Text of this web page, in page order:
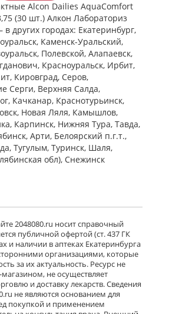
Alcon Dailies AquaComfort
(30 шт.) Алкон Лабораториз
других городах: Екатеринбург,
Каменск-Уральский,
Полевской, Алапаевск,
Красноуральск, Ирбит,
Кировград, Серов,
Cерги, Верхняя Салда,
Качканар, Краснотурьинск,
Новая Ляля, Камышлов,
Карпинск, Нижняя Тура, Тавда,
Арти, Белоярский п.г.т.,
Тугулым, Туринск, Шаля,
обл), Снежинск
2048080.ru носит справочный
публичной офертой (ст. 437 ГК
и наличии в аптеках Екатеринбурга
организациями, которые
за их актуальность. Ресурс не
магазином, не осуществляет
и доставку лекарств. Сведения
не являются основанием для
покупкой и применением